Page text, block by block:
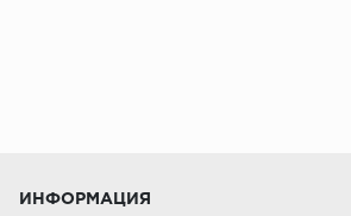
ИНФОРМАЦИЯ